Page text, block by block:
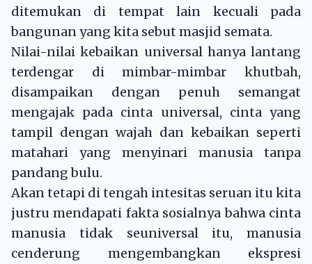
ditemukan di tempat lain kecuali pada
bangunan yang kita sebut masjid semata.
Nilai-nilai kebaikan universal hanya lantang
terdengar di mimbar-mimbar khutbah,
disampaikan dengan penuh semangat
mengajak pada cinta universal, cinta yang
tampil dengan wajah dan kebaikan seperti
matahari yang menyinari manusia tanpa
pandang bulu.
Akan tetapi di tengah intesitas seruan itu kita
justru mendapati fakta sosialnya bahwa cinta
manusia tidak seuniversal itu, manusia
cenderung mengembangkan ekspresi